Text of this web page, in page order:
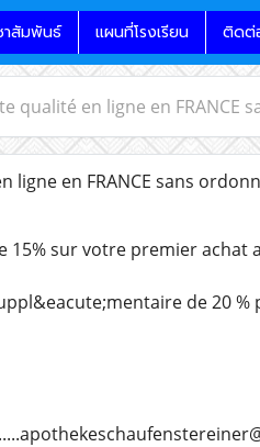
าสัมพันธ์ แผนที่โรงเรียน ติดต่
qualité en ligne en FRANCE
ligne en FRANCE sans
15% sur votre premier achat
de 20